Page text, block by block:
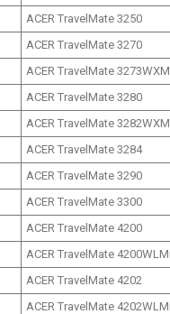
ACER TravelMate 3250
ACER TravelMate 3270
ACER TravelMate
ACER TravelMate 3280
ACER TravelMate
ACER TravelMate 3284
ACER TravelMate 3290
ACER TravelMate 3300
ACER TravelMate 4200
ACER TravelMate 4200WLMi
ACER TravelMate 4202
ACER TravelMate 4202WLMi